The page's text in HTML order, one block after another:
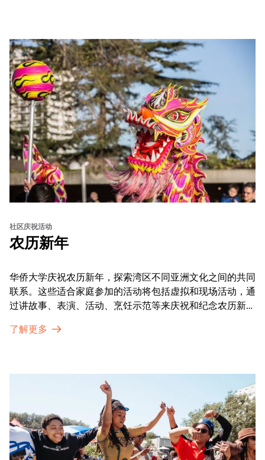
社区庆祝活动
农历新年
华侨大学庆祝农历新年，探索湾区不同亚洲文化之间的共同
联系。这些适合家庭参加的活动将包括虚拟和现场活动，通
过讲故事、表演、活动、烹饪示范等来庆祝和纪念农历新年
通过亲身参与和虚拟的治疗圈来相互支持。
了解更多